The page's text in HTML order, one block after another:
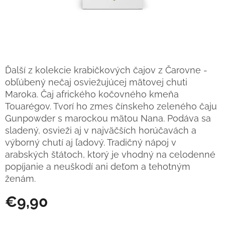
€9,90
Ďalší z kolekcie krabičkových čajov z Čarovne -
obľúbený nečaj osviežujúcej mätovej chuti
Maroka. Čaj afrického kočovného kmeňa
Touarégov. Tvorí ho zmes čínskeho zeleného čaju
Gunpowder s marockou mätou Nana. Podáva sa
sladený, osvieži aj v najväčších horúčavách a
výborný chutí aj ľadový. Tradičný nápoj v
arabských štátoch, ktorý je vhodný na celodenné
popíjanie a neuškodí ani deťom a tehotným
ženám.